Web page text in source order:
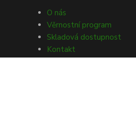
O nás
Věrnostní program
Skladová dostupnost
Kontakt